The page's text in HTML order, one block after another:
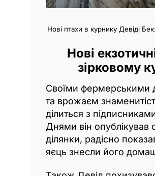
Нові птахи в курнику Девіді
Нові
зірковому
Своїми фермерськими
та врожаєм
ділиться з
Днями він опублікував
ділянки, радісно
яєць знесли його